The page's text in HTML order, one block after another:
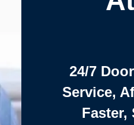
24/7
Service,
Faster,